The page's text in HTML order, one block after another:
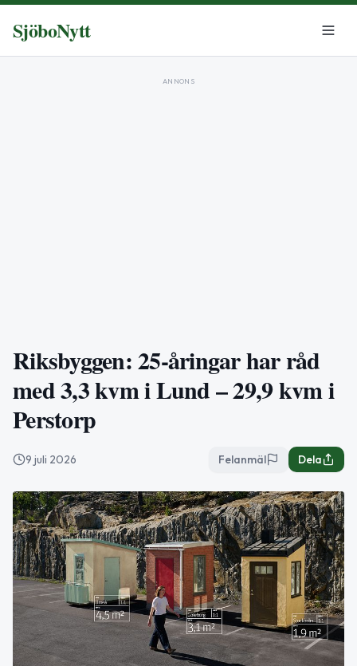
SjöboNytt
ANNONS
Riksbyggen: 25-åringar har råd
med 3,3 kvm i Lund – 29,9 kvm i
Perstorp
9 juli 2026 Felanmäl Dela